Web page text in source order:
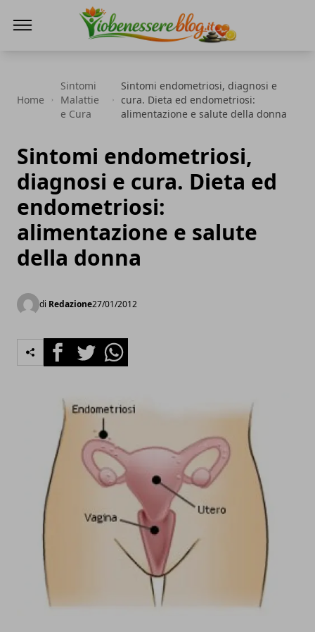
Home
Sintomi
Malattie
e Cura
Sintomi endometriosi, diagnosi e
cura. Dieta ed endometriosi:
alimentazione e salute della donna
Sintomi endometriosi,
diagnosi e cura. Dieta ed
endometriosi:
alimentazione e salute
della donna
di Redazione27/01/2012
FacebookTwitterWhatsapp